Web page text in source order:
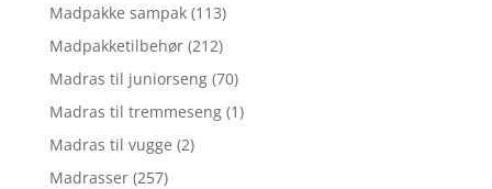
Madpakke sampak (113)
Madpakketilbehør (212)
Madras til juniorseng (70)
Madras til tremmeseng (1)
Madras til vugge (2)
Madrasser (257)